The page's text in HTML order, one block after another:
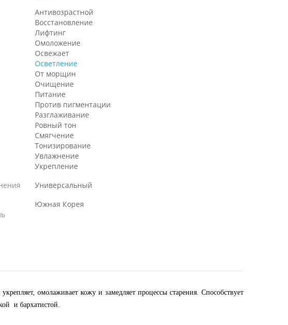
Антивозрастной
Восстановление
Лифтинг
Омоложение
Освежает
Осветление
От морщин
Очищение
Питание
Против пигментации
Разглаживание
Ровный тон
Смягчение
Тонизирование
Увлажнение
Укрепление
Универсальный
Южная Корея
омолаживает кожу и замедляет процессы старения. Способствует
и бархатистой.